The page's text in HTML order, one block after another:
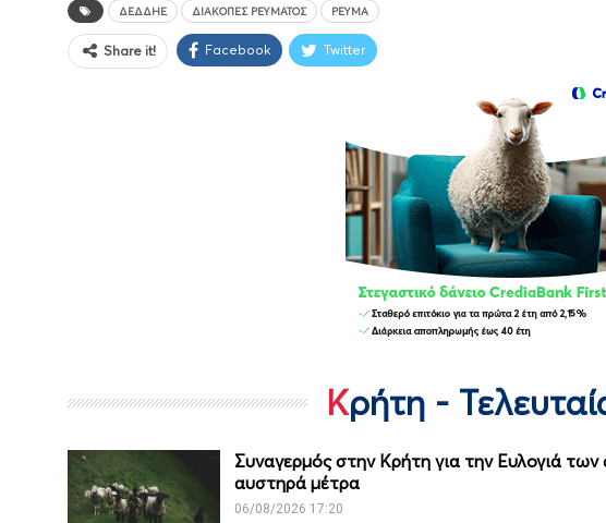
ΔΕΔΔΗΕ ΔΙΑΚΟΠΈΣ ΡΕΎΜΑΤΟΣ ΡΕΎΜΑ
Share it! Facebook Twitter
Κρήτη -
Συναγερμός στην Κρήτη για την Ευλογιά
αυστηρά μέτρα
06/08/2026 17:20